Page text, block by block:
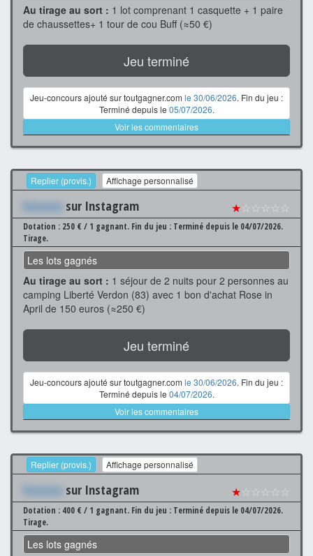
Au tirage au sort : 1 lot comprenant 1 casquette + 1 paire
de chaussettes+ 1 tour de cou Buff (≈50 €)
Jeu terminé
Jeu-concours ajouté sur toutgagner.com le 30/06/2026. Fin du jeu :
Terminé depuis le 05/07/2026.
Voir les commentaires
Replier (provis.) Affichage personnalisé
Xxxxxxx sur Instagram ★☆☆☆☆☆
Dotation : 250 € / 1 gagnant. Fin du jeu : Terminé depuis le 04/07/2026.
Tirage.
Les lots gagnés
Au tirage au sort : 1 séjour de 2 nuits pour 2 personnes au
camping Liberté Verdon (83) avec 1 bon d'achat Rose in
April de 150 euros (≈250 €)
Jeu terminé
Jeu-concours ajouté sur toutgagner.com le 30/06/2026. Fin du jeu :
Terminé depuis le 04/07/2026.
Voir les commentaires
Replier (provis.) Affichage personnalisé
Xxxxxxx sur Instagram ★☆☆☆☆☆
Dotation : 400 € / 1 gagnant. Fin du jeu : Terminé depuis le 04/07/2026.
Tirage.
Les lots gagnés